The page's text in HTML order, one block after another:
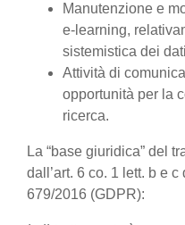
Manutenzione e
e-learning,
sistemistica dei
Attività di
opportunità per la
ricerca.
La “base giuridica” del
dall’art. 6 co. 1 lett. b e
679/2016 (GDPR):